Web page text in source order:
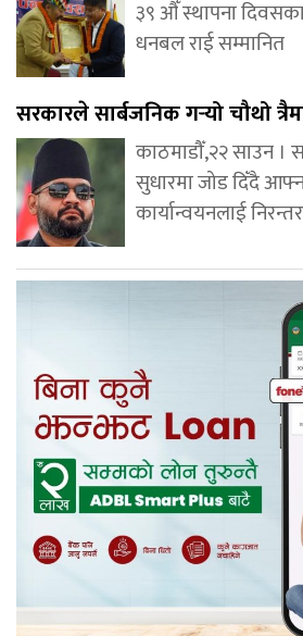
३९ औँ स्थापना
धनबल राई सम्मानित
सरकारले सार्बजनिक गर्‍यो चौथो
काठमाडौँ,२२ साउन
सुधारमा जोड दिँदै
कार्यान्वयनलाई